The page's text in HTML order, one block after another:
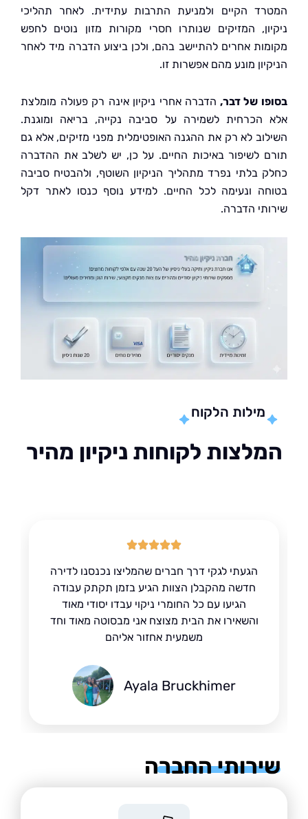
הקיים ולמניעת התרבות עתידית. לאחר תהליכי
המזיקים שנותרו חסרי מקורות מזון נוטים לחפש
אחרים להתיישב בהם, ולכן ביצוע הדברה מיד לאחר
מונע מהם אפשרות זו.
של דבר,הדברה אחרי ניקיון אינה רק פעולה מומלצת
הכרחית לשמירה על סביבה נקייה, בריאה ומוגנת.
לא רק את ההגנה האופטימלית מפני מזיקים, אלא גם
לשיפור באיכות החיים. על כן, יש לשלב את ההדברה
בלתי נפרד מתהליך הניקיון השוטף, ולהבטיח סביבה
ונעימה לכל החיים. למידע נוסף כנסו לאתר דקל
הדברה.
מילות הלקוח
לקוחות ניקיון מהיר
הגעתי לגקי דרך חברים שהמליצו נכנסנו לדירה
חדשה מהקבלן הצוות הגיע בזמן תקתק עבודה
הגיעו עם כל החומרי ניקוי עבדו יסודי מאוד
והשאירו את הבית מצוצח אני מבסוטה מאוד וחד
משמעית אחזור אליהם
Ayala Bruckhimer
החברה